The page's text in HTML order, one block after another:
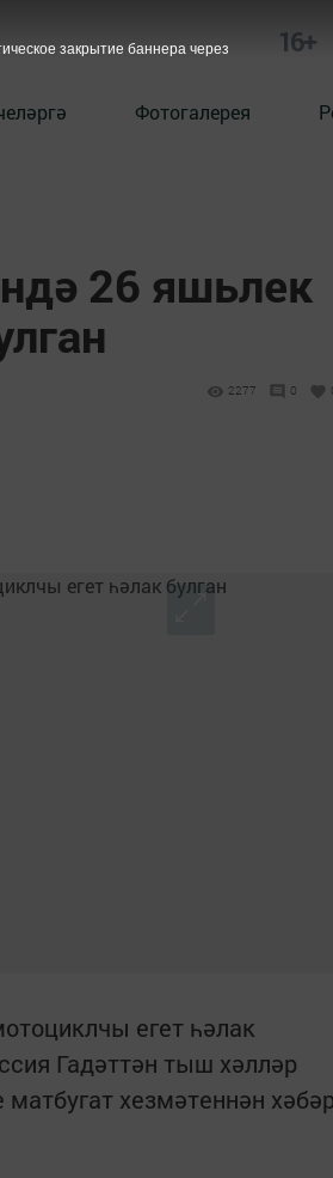
16+
Фотогалерея
26 яшьлек
2277 0
егет һәлак
Гадәттән тыш хәлләр
хезмәтеннән
закрытие баннера через